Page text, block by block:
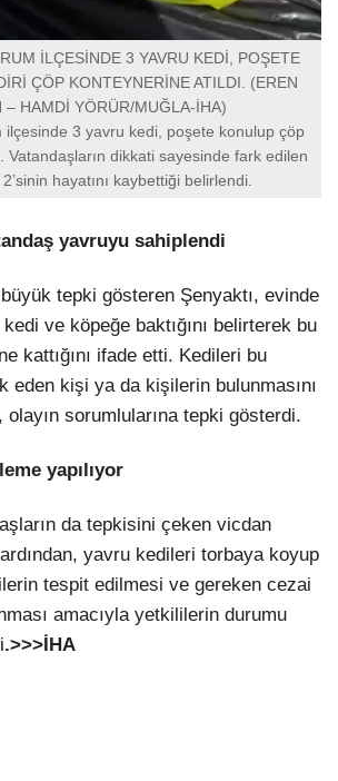
İLÇESİNDE 3 YAVRU KEDİ, POŞETE
ÇÖP KONTEYNERİNE ATILDI. (EREN
– HAMDİ YÖRÜR/MUĞLA-İHA)
ilçesinde 3 yavru kedi, poşete konulup çöp
Vatandaşların dikkati sayesinde fark edilen
hayatını kaybettiği belirlendi.
yavruyu sahiplendi
tepki gösteren Şenyaktı, evinde
ve köpeğe baktığını belirterek bu
kattığını ifade etti. Kedileri bu
eden kişi ya da kişilerin bulunmasını
sorumlularına tepki gösterdi.
yapılıyor
da tepkisini çeken vicdan
ardından, yavru kedileri torbaya koyup
tespit edilmesi ve gereken cezai
amacıyla yetkililerin durumu
.>>>İHA